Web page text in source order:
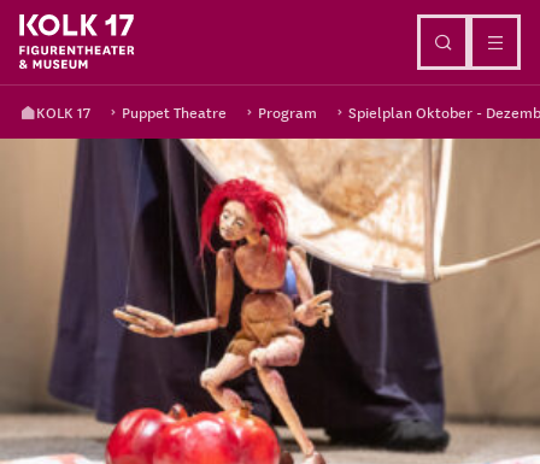
KOLK 17 Puppet Theatre Program Spielplan Oktober -